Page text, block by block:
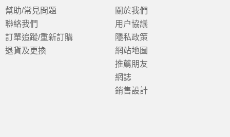
幫助/常見問題
聯絡我們
訂單追蹤/重新訂購
退貨及更換
關於我們
用户協議
隱私政策
網站地圖
推薦朋友
網誌
銷售設計